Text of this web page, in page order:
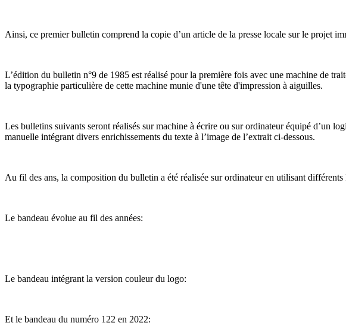
Ainsi, ce premier bulletin comprend la copie d’un article de la presse locale sur le projet
L’édition du bulletin n°9 de 1985 est réalisé pour la première fois avec une machine de
la typographie particulière de cette machine munie d'une tête d'impression à aiguilles.
Les bulletins suivants seront réalisés sur machine à écrire ou sur ordinateur équipé d’un
manuelle intégrant divers enrichissements du texte à l’image de l’extrait ci-dessous.
Au fil des ans, la composition du bulletin a été réalisée sur ordinateur en utilisant
Le bandeau évolue au fil des années:
Le bandeau intégrant la version couleur du logo:
Et le bandeau du numéro 122 en 2022: